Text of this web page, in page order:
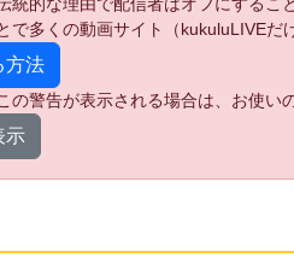
で多くの動画サイト（kukuluLIVEだ
方法
の警告が表示される場合は、お使い
示